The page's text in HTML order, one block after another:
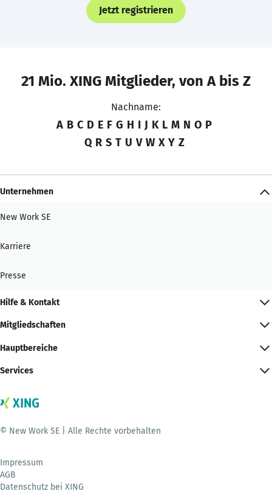
Jetzt registrieren
21 Mio. XING Mitglieder, von A bis Z
Nachname:
A B C D E F G H I J K L M N O P
Q R S T U V W X Y Z
Unternehmen
New Work SE
Karriere
Presse
Hilfe & Kontakt
Mitgliedschaften
Hauptbereiche
Services
© New Work SE | Alle Rechte vorbehalten
Impressum
AGB
Datenschutz bei XING